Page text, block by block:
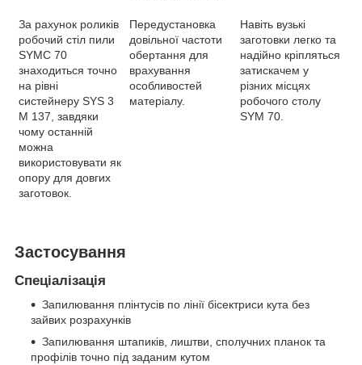
За рахунок роликів
робочий стіл пили
SYMC 70
знаходиться точно
на рівні
систейнеру SYS 3
M 137, завдяки
чому останній
можна
використовувати як
опору для довгих
заготовок.
Передустановка
довільної частоти
обертання для
врахування
особливостей
матеріалу.
Навіть вузькі
заготовки легко та
надійно кріпляться
затискачем у
різних місцях
робочого столу
SYM 70.
Застосування
Спеціалізація
Запилювання плінтусів по лінії бісектриси кута без
зайвих розрахунків
Запилювання штапиків, лиштви, сполучних планок та
профілів точно під заданим кутом